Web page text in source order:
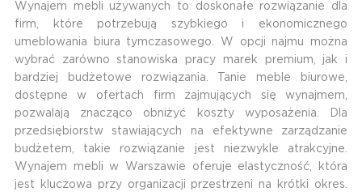
Wynajem mebli używanych to doskonałe rozwiązanie dla
firm, które potrzebują szybkiego i ekonomicznego
umeblowania biura tymczasowego. W opcji najmu można
wybrać zarówno stanowiska pracy marek premium, jak i
bardziej budżetowe rozwiązania. Tanie meble biurowe,
dostępne w ofertach firm zajmujących się wynajmem,
pozwalają znacząco obniżyć koszty wyposażenia. Dla
przedsiębiorstw stawiających na efektywne zarządzanie
budżetem, takie rozwiązanie jest niezwykle atrakcyjne.
Wynajem mebli w Warszawie oferuje elastyczność, która
jest kluczowa przy organizacji przestrzeni na krótki okres.